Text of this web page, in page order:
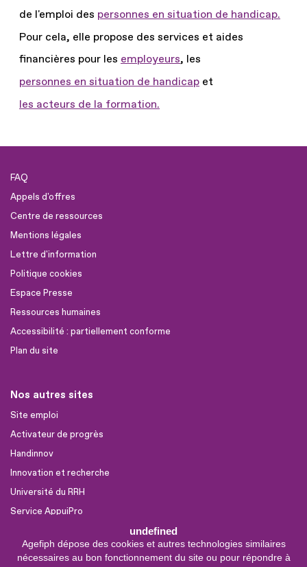
undefined
Agefiph dépose des cookies et autres technologies similaires
nécessaires au bon fonctionnement du site ou pour répondre à
de l'emploi des personnes en situation de handicap.
Pour cela, elle propose des services et aides
financières pour les employeurs, les
personnes en situation de handicap et
les acteurs de la formation.
FAQ
Appels d'offres
Centre de ressources
Mentions légales
Lettre d'information
Politique cookies
Espace Presse
Ressources humaines
Accessibilité : partiellement conforme
Plan du site
Nos autres sites
Site emploi
Activateur de progrès
Handinnov
Innovation et recherche
Université du RRH
Service AppuiPro
Nous suivre